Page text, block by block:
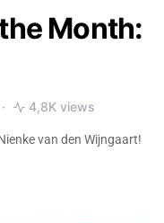
Month:
4,8K views
van den Wijngaart!